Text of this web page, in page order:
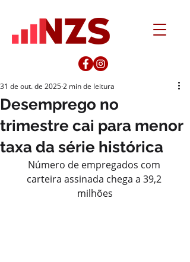
Desemprego no
trimestre cai para menor
taxa da série histórica
31 de out. de 20252 min de leitura
Número de empregados com
carteira assinada chega a 39,2
milhões